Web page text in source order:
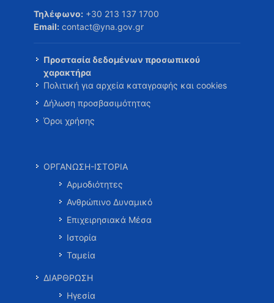
Τηλέφωνο: +30 213 137 1700
Email: contact@yna.gov.gr
Προστασία δεδομένων προσωπικού
χαρακτήρα
Πολιτική για αρχεία καταγραφής και cookies
Δήλωση προσβασιμότητας
Όροι χρήσης
ΟΡΓΑΝΩΣΗ-ΙΣΤΟΡΙΑ
Αρμοδιότητες
Ανθρώπινο Δυναμικό
Επιχειρησιακά Μέσα
Ιστορία
Ταμεία
ΔΙΑΡΘΡΩΣΗ
Ηγεσία